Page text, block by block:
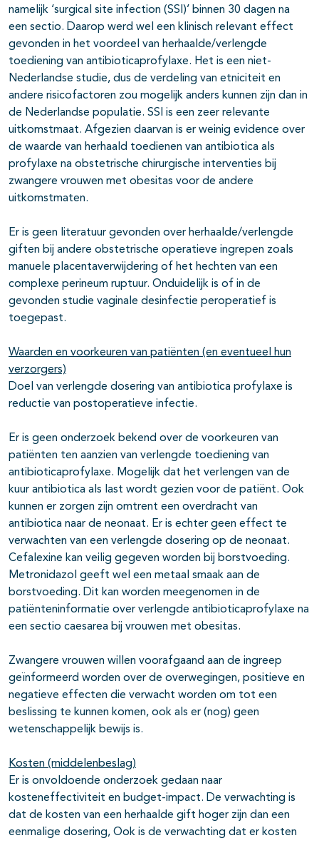
namelijk ‘surgical site infection (SSI)’ binnen 30 dagen na
een sectio. Daarop werd wel een klinisch relevant effect
gevonden in het voordeel van herhaalde/verlengde
toediening van antibioticaprofylaxe. Het is een niet-
Nederlandse studie, dus de verdeling van etniciteit en
andere risicofactoren zou mogelijk anders kunnen zijn dan in
de Nederlandse populatie. SSI is een zeer relevante
uitkomstmaat. Afgezien daarvan is er weinig evidence over
de waarde van herhaald toedienen van antibiotica als
profylaxe na obstetrische chirurgische interventies bij
zwangere vrouwen met obesitas voor de andere
uitkomstmaten.
Er is geen literatuur gevonden over herhaalde/verlengde
giften bij andere obstetrische operatieve ingrepen zoals
manuele placentaverwijdering of het hechten van een
complexe perineum ruptuur. Onduidelijk is of in de
gevonden studie vaginale desinfectie peroperatief is
toegepast.
Waarden en voorkeuren van patiënten (en eventueel hun
verzorgers)
Doel van verlengde dosering van antibiotica profylaxe is
reductie van postoperatieve infectie.
Er is geen onderzoek bekend over de voorkeuren van
patiënten ten aanzien van verlengde toediening van
antibioticaprofylaxe. Mogelijk dat het verlengen van de
kuur antibiotica als last wordt gezien voor de patiënt. Ook
kunnen er zorgen zijn omtrent een overdracht van
antibiotica naar de neonaat. Er is echter geen effect te
verwachten van een verlengde dosering op de neonaat.
Cefalexine kan veilig gegeven worden bij borstvoeding.
Metronidazol geeft wel een metaal smaak aan de
borstvoeding. Dit kan worden meegenomen in de
patiënteninformatie over verlengde antibioticaprofylaxe na
een sectio caesarea bij vrouwen met obesitas.
Zwangere vrouwen willen voorafgaand aan de ingreep
geïnformeerd worden over de overwegingen, positieve en
negatieve effecten die verwacht worden om tot een
beslissing te kunnen komen, ook als er (nog) geen
wetenschappelijk bewijs is.
Kosten (middelenbeslag)
Er is onvoldoende onderzoek gedaan naar
kosteneffectiviteit en budget-impact. De verwachting is
dat de kosten van een herhaalde gift hoger zijn dan een
eenmalige dosering, Ook is de verwachting dat er kosten